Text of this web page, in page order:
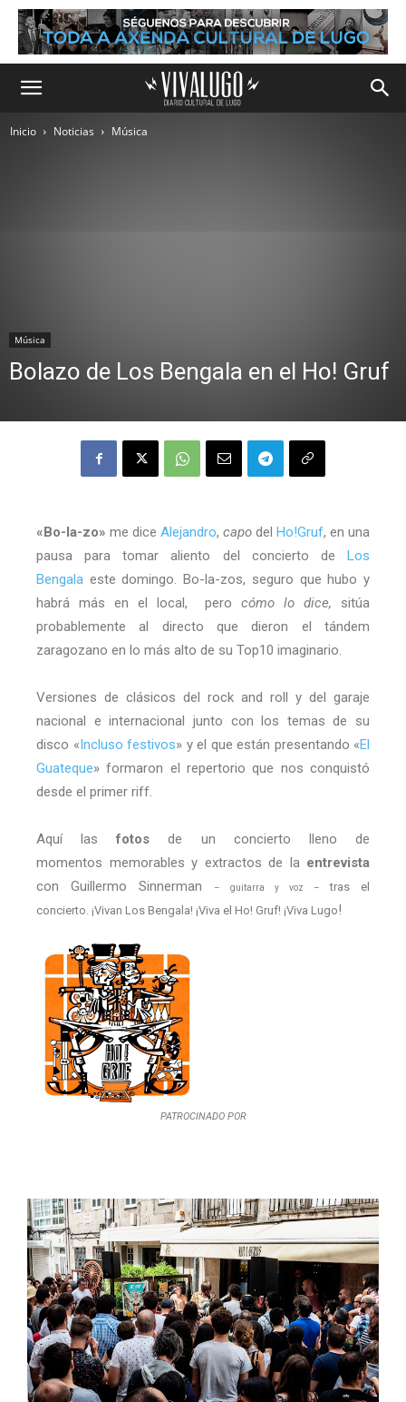
Inicio Noticias Música
Música
Bolazo de Los Bengala en el Ho! Gruf
«Bo-la-zo» me dice Alejandro, capo del Ho!Gruf, en una
pausa para tomar aliento del concierto de Los
Bengala este domingo. Bo-la-zos, seguro que hubo y
habrá más en el local, perocómo lo dice, sitúa
probablemente al directo que dieron el tándem
zaragozano en lo más alto de su Top10 imaginario.
Versiones de clásicos del rock and roll y del garaje
nacional e internacional junto con los temas de su
disco «Incluso festivos» y el que están presentando «El
Guateque» formaron el repertorio que nos conquistó
desde el primer riff.
Aquí lasfotosde un concierto lleno de
momentos memorables y extractos de la entrevista
con Guillermo Sinnerman
– guitarra y voz –tras el
concierto. ¡Vivan Los Bengala! ¡Viva el Ho! Gruf! ¡Viva Lugo!
PATROCINADO POR